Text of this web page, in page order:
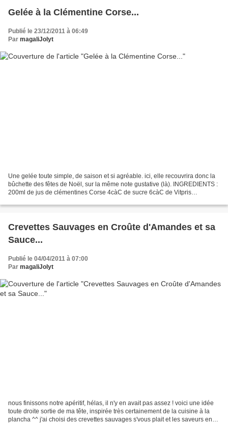
Gelée à la Clémentine Corse...
Publié le 23/12/2011 à 06:49
Par magaliJolyt
Une gelée toute simple, de saison et si agréable. ici, elle recouvrira donc la
bûchette des fêtes de Noël, sur la même note gustative (là). INGREDIENTS :
200ml de jus de clémentines Corse 4càC de sucre 6càC de Vitpris
Crevettes Sauvages en Croûte d'Amandes et sa
Sauce...
Publié le 04/04/2011 à 07:00
Par magaliJolyt
nous finissons notre apéritif, hélas, il n'y en avait pas assez ! voici une idée
toute droite sortie de ma tête, inspirée très certainement de la cuisine à la
plancha ^^ j'ai choisi des crevettes sauvages s'vous plait et les saveurs en